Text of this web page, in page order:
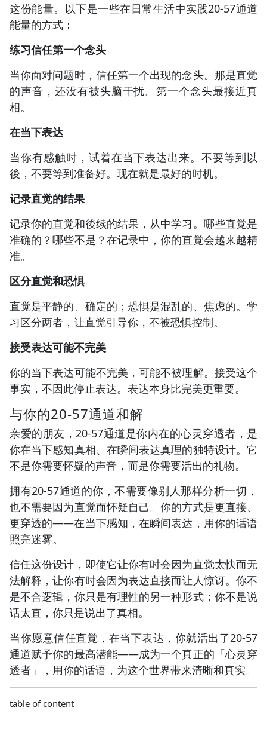
这份能量。以下是一些在日常生活中实践20-57通道
能量的方式：
练习信任第一个念头
当你面对问题时，信任第一个出现的念头。那是直觉
的声音，还没有被头脑干扰。第一个念头最接近真
相。
在当下表达
当你有感触时，试着在当下表达出来。不要等到以
後，不要等到准备好。现在就是最好的时机。
记录直觉的结果
记录你的直觉和後续的结果，从中学习。哪些直觉是
准确的？哪些不是？在记录中，你的直觉会越来越精
准。
区分直觉和恐惧
直觉是平静的、确定的；恐惧是混乱的、焦虑的。学
习区分两者，让直觉引导你，不被恐惧控制。
接受表达可能不完美
你的当下表达可能不完美，可能不被理解。接受这个
事实，不因此停止表达。表达本身比完美更重要。
与你的20-57通道和解
亲爱的朋友，20-57通道是你内在的心灵穿透者，是
你在当下感知真相、在瞬间表达真理的独特设计。它
不是你需要怀疑的声音，而是你需要活出的礼物。
拥有20-57通道的你，不需要像别人那样分析一切，
也不需要因为直觉而怀疑自己。你的方式是更直接、
更穿透的——在当下感知，在瞬间表达，用你的话语
照亮迷雾。
信任这份设计，即使它让你有时会因为直觉太快而无
法解释，让你有时会因为表达直接而让人惊讶。你不
是不合逻辑，你只是有理性的另一种形式；你不是说
话太直，你只是说出了真相。
当你愿意信任直觉，在当下表达，你就活出了20-57
通道赋予你的最高潜能——成为一个真正的「心灵穿
透者」，用你的话语，为这个世界带来清晰和真实。
table of content